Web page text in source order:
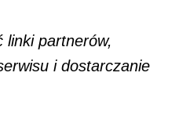
linki partnerów,
i dostarczanie